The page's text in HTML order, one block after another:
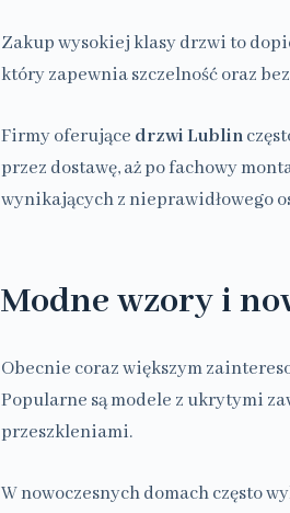
Zakup wysokiej klasy drzwi to
który zapewnia szczelność oraz
Firmy oferujące drzwi Lublin
przez dostawę, aż po fachowy
wynikających z nieprawidłowego
Modne wzory i
Obecnie coraz większym
Popularne są modele z ukrytymi
przeszkleniami.
W nowoczesnych domach często